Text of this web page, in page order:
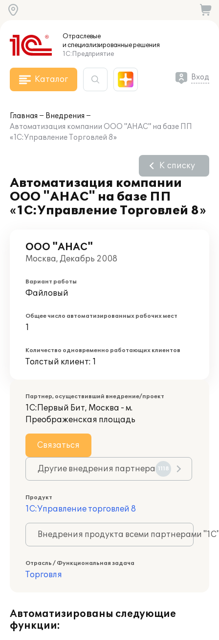
Отраслевые
и специализированныерешения
1С:Предприятие
Каталог Вход
Главная
Внедрения
Автоматизация компании ООО "АНАС" на базе ПП
«1С:Управление Торговлей 8»
Автоматизация компании
ООО "АНАС" на базе ПП
«1С:Управление Торговлей 8»
К списку
ООО "АНАС"
Москва, Декабрь 2008
Вариант работы
Файловый
Общее число автоматизированных рабочих мест
1
Количество одновременно работающих клиентов
Толстый клиент: 1
Партнер, осуществивший внедрение/проект
1С:Первый Бит, Москва - м.
Преображенская площадь
Связаться
Другие внедрения партнера 1118
Продукт
1С:Управление торговлей 8
Внедрения продукта всеми партнерами
Отрасль / Функциональная задача
Торговля
Автоматизированы следующие
функции: